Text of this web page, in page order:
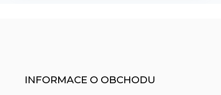
INFORMACE O OBCHODU